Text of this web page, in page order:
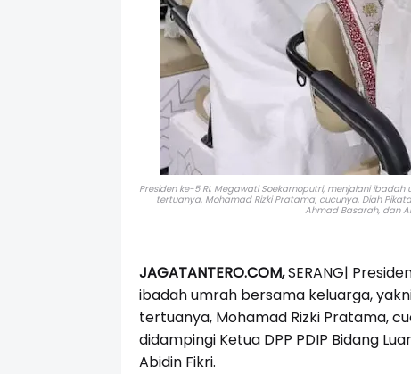
Presiden ke-5 RI, Megawati Soekarnoputri, menjalani ibadah
tertuanya, Mohamad Rizki Pratama, cucunya, Diah
Ahmad Basarah, dan
JAGATANTERO.COM,SERANG|
ibadah umrah bersama keluarga,
tertuanya, Mohamad Rizki Pratama,
didampingi Ketua DPP PDIP Bidang
Abidin Fikri.